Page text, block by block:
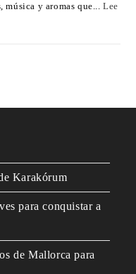
música y aromas que...Lee
Karakórum
para conquistar a
de Mallorca para